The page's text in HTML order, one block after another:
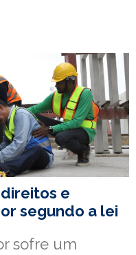
e
segundo a lei
sofre um